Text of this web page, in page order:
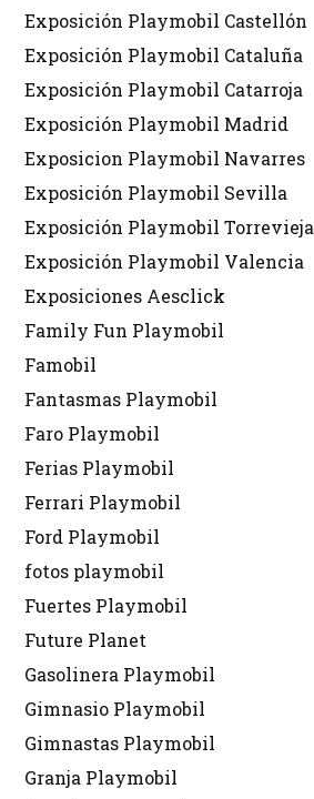
Exposición Playmobil Castellón
Exposición Playmobil Cataluña
Exposición Playmobil Catarroja
Exposición Playmobil Madrid
Exposicion Playmobil Navarres
Exposición Playmobil Sevilla
Exposición Playmobil Torrevieja
Exposición Playmobil Valencia
Exposiciones Aesclick
Family Fun Playmobil
Famobil
Fantasmas Playmobil
Faro Playmobil
Ferias Playmobil
Ferrari Playmobil
Ford Playmobil
fotos playmobil
Fuertes Playmobil
Future Planet
Gasolinera Playmobil
Gimnasio Playmobil
Gimnastas Playmobil
Granja Playmobil